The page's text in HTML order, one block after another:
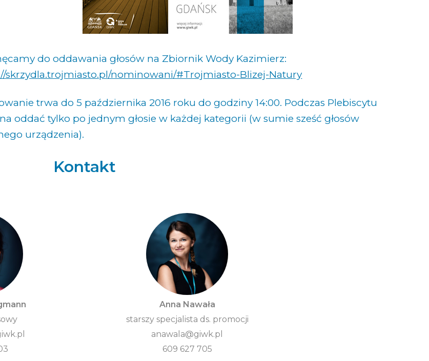
do oddawania głosów na Zbiornik Wody Kazimierz:
skrzydla.trojmiasto.pl/nominowani/#Trojmiasto-Blizej-Natury
trwa do 5 października 2016 roku do godziny 14:00. Podczas Plebiscytu
oddać tylko po jednym głosie w każdej kategorii (w sumie sześć głosów
urządzenia).
Kontakt
Anna Nawała
starszy specjalista ds. promocji
anawala@giwk.pl
609 627 705